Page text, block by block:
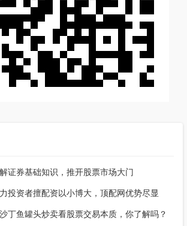
证券基础知识，推开股票市场大门
投资者擅配资以小博大，顶配网优势尽显
丁鱼罐头炒卖看股票交易本质，你了解吗？